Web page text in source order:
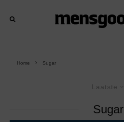
Home Sugar
Laatste
Sugar